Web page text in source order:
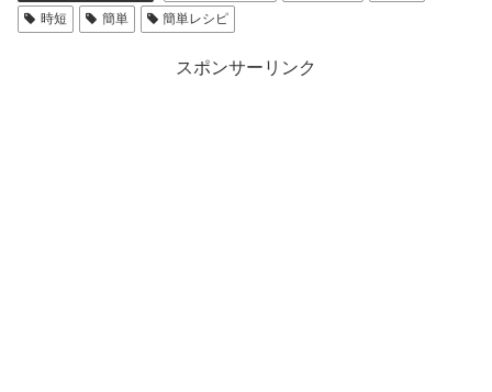
時短
簡単 簡単レシピ
スポンサーリンク